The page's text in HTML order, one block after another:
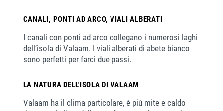
CANALI, PONTI AD ARCO, VIALI ALBERATI
I canali con ponti ad arco collegano i numerosi laghi
dell’isola di Valaam. I viali alberati di abete bianco
sono perfetti per farci due passi.
LA NATURA DELL'ISOLA DI VALAAM
Valaam ha il clima particolare, è più mite e caldo